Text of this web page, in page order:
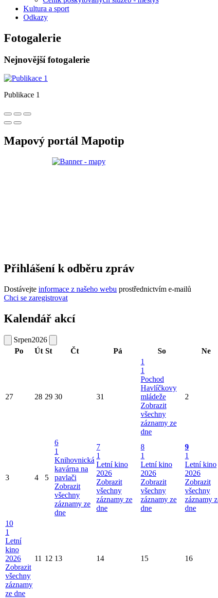
Kultura a sport
Odkazy
Fotogalerie
Nejnovější fotogalerie
Publikace 1
Mapový portál Mapotip
Přihlášení k odběru zpráv
Dostávejte informace z našeho webu prostřednictvím e-mailů
Chci se zaregistrovat
Kalendář akcí
Srpen2026
Po
Út St Čt Pá So Ne
27 28 29 30 31
1
1
Pochod
Havlíčkovy
mládeže
Zobrazit
všechny
záznamy ze
dne
2
3 4 5
6
1
Knihovnická
kavárna na
pavlači
Zobrazit
všechny
záznamy ze
dne
7
1
Letní kino
2026
Zobrazit
všechny
záznamy ze
dne
8
1
Letní kino
2026
Zobrazit
všechny
záznamy ze
dne
9
1
Letní kino
2026
Zobrazit
všechny
záznamy
dne
10
1
Letní
kino
2026
Zobrazit
všechny
záznamy
ze dne
11 12 13 14 15 16